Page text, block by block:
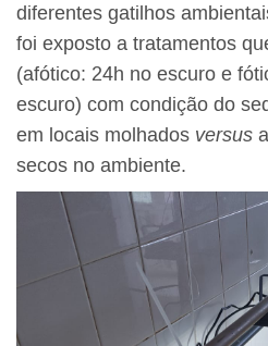
diferentes gatilhos
foi exposto a tratamentos
(afótico: 24h no escuro e
escuro) com condição do
em locais molhados versus
secos no ambiente.